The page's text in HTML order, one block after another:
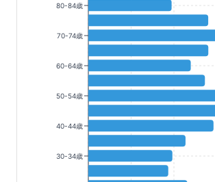
80-84歳
70-74歳
60-64歳
50-54歳
40-44歳
30-34歳